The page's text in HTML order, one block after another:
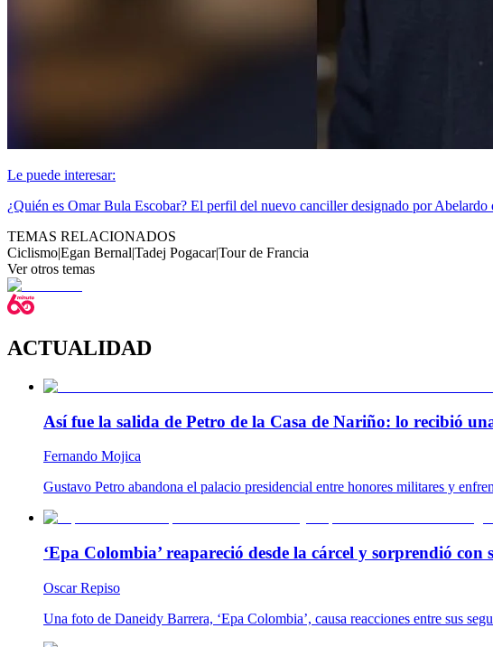
Le puede interesar:
¿Quién es Omar Bula Escobar? El perfil del nuevo canciller designado por Abelardo
TEMAS RELACIONADOS
Ciclismo|Egan Bernal|Tadej Pogacar|Tour de Francia
Ver otros temas
ACTUALIDAD
Así fue la salida de Petro de la Casa de Nariño: lo recibió
Fernando Mojica
Gustavo Petro abandona el palacio presidencial entre honores militares y
‘Epa Colombia’ reapareció desde la cárcel y sorprendió con
Oscar Repiso
Una foto de Daneidy Barrera, ‘Epa Colombia’, causa reacciones entre sus